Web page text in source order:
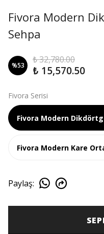
Fivora Modern
Sehpa
%53
₺ 32,780.00
₺ 15,570.50
Fivora Serisi
Fivora Modern
Fivora Modern Kare
Paylaş: